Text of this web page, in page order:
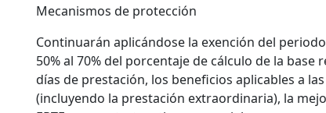
Mecanismos de protección
Continuarán aplicándose la exención del
50% al 70% del porcentaje de cálculo de la
días de prestación, los beneficios aplicables a
(incluyendo la prestación extraordinaria), la